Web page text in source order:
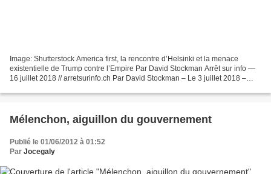
Image: Shutterstock America first, la rencontre d’Helsinki et la menace
existentielle de Trump contre l’Empire Par David Stockman Arrêt sur info —
16 juillet 2018 // arretsurinfo.ch Par David Stockman – Le 3 juillet 2018 –
Mélenchon, aiguillon du gouvernement
Publié le 01/06/2012 à 01:52
Par Jocegaly